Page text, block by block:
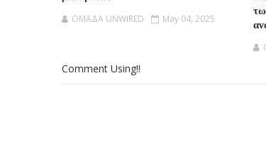
OMAΔΑ UNWIRED May 04, 2025
Comment Using!!